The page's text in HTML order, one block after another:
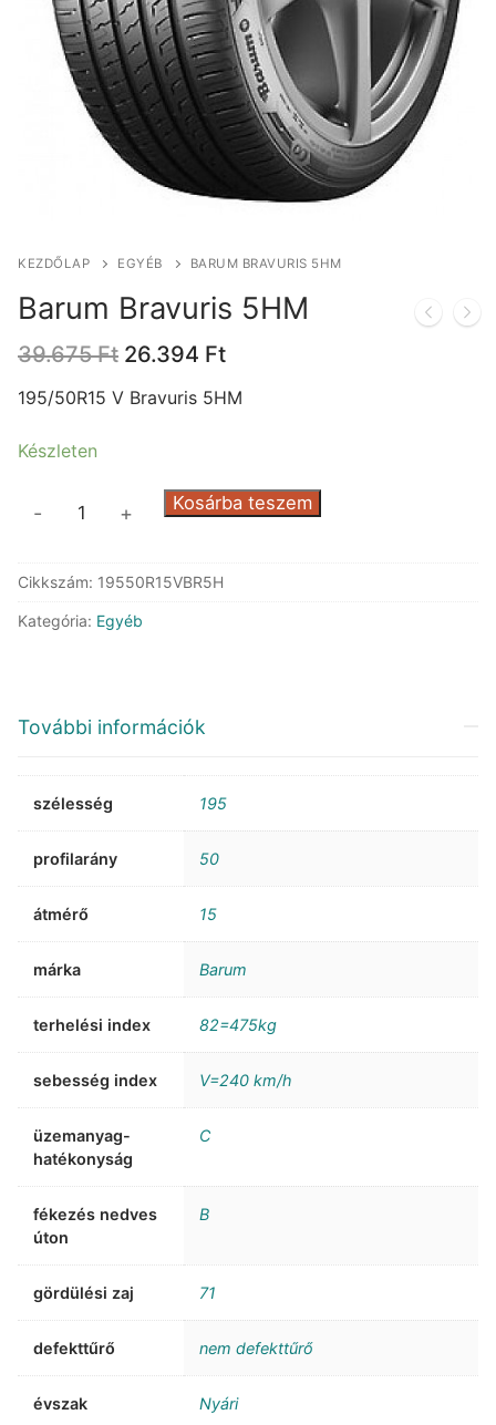
KEZDŐLAP EGYÉB BARUM BRAVURIS 5HM
Barum Bravuris 5HM
39.675Ft Original
was:
26.394 FtCurrent
is:
195/50R15 V Bravuris 5HM
Készleten
mennyiség
- + Kosárba teszem
Cikkszám: 19550R15VBR5H
Kategória: Egyéb
További információk
szélesség 195
profilarány 50
átmérő 15
márka Barum
terhelési index 82=475kg
sebesség index V=240 km/h
üzemanyag-
hatékonyság
C
fékezés nedves
úton
B
gördülési zaj 71
defekttűrő nem defekttűrő
évszak Nyári